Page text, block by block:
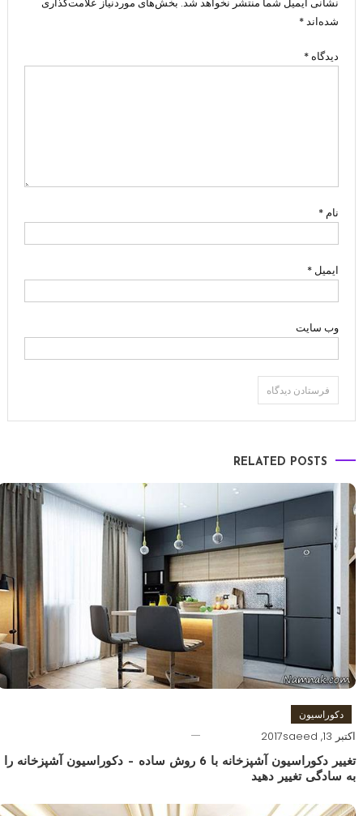
شده‌اند*
دیدگاه *
نام *
ایمیل *
وب‌ سایت
RELATED POSTS
دکوراسیون
اکتبر 13, 2017 saeed
تغییر دکوراسیون آشپزخانه با 6 روش ساده – دکوراسیون آشپزخانه را
به سادگی تغییر دهید